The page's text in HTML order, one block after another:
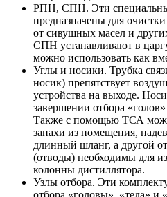
РПН, СПН. Эти
предназначены для
от сивушных масел и
СПН устанавливают в
можно использовать как
Углы и носики. Трубка
носик) препятствует
устройства на выходе.
завершении отбора
Также с помощью ТСА
запахи из помещения,
длинный шланг, а другой
(отводы) необходимы для
колонны дистиллятора.
Узлы отбора. Эти